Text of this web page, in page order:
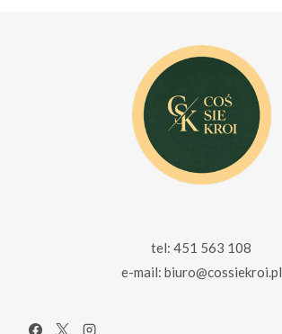
tel: 451 563 108
e-mail: biuro@cossiekroi.pl